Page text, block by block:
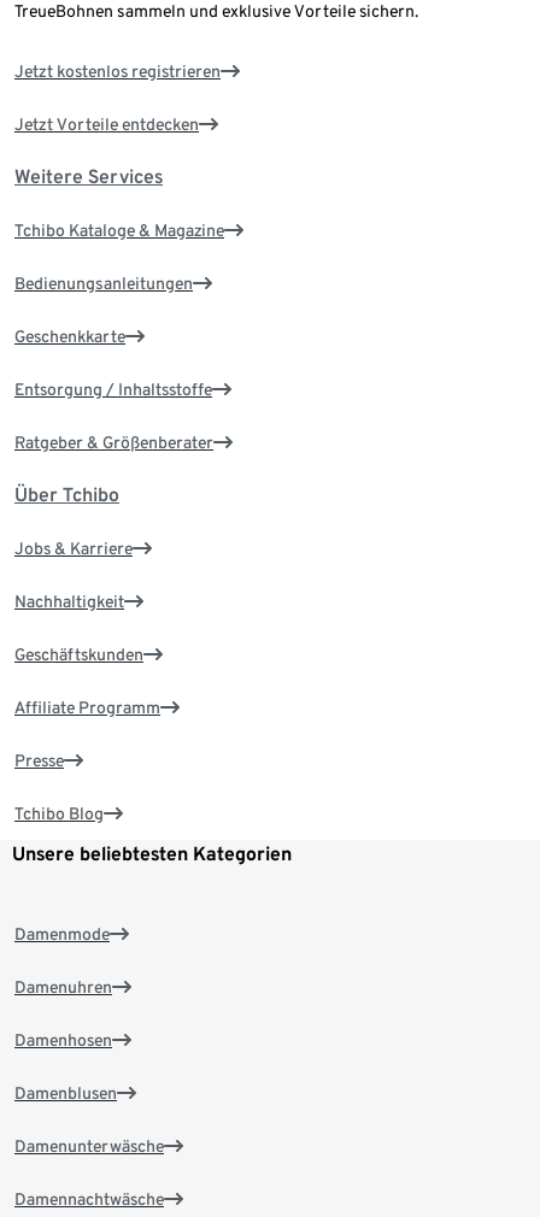
TreueBohnen sammeln und exklusive Vorteile sichern.
Jetzt kostenlos registrieren
Jetzt Vorteile entdecken
Weitere Services
Tchibo Kataloge & Magazine
Bedienungsanleitungen
Geschenkkarte
Entsorgung / Inhaltsstoffe
Ratgeber & Größenberater
Über Tchibo
Jobs & Karriere
Nachhaltigkeit
Geschäftskunden
Affiliate Programm
Presse
Tchibo Blog
Unsere beliebtesten Kategorien
Damenmode
Damenuhren
Damenhosen
Damenblusen
Damenunterwäsche
Damennachtwäsche